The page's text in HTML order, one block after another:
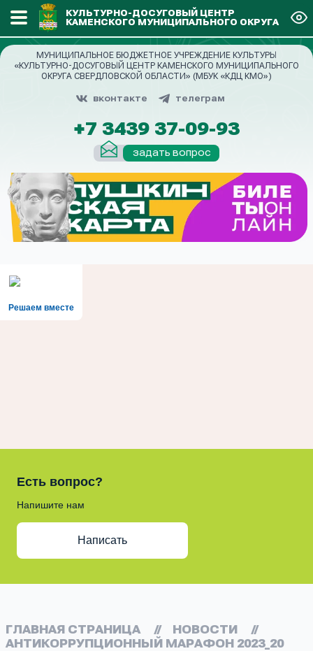
КУЛЬТУРНО-ДОСУГОВЫЙ ЦЕНТР
КАМЕНСКОГО МУНИЦИПАЛЬНОГО ОКРУГА
МУНИЦИПАЛЬНОЕ БЮДЖЕТНОЕ УЧРЕЖДЕНИЕ КУЛЬТУРЫ
«КУЛЬТУРНО-ДОСУГОВЫЙ ЦЕНТР КАМЕНСКОГО МУНИЦИПАЛЬНОГО
ОКРУГА СВЕРДЛОВСКОЙ ОБЛАСТИ» (МБУК «КДЦ КМО»)
вконтакте телеграм
+7 3439 37-09-93
задать вопрос
Решаем вместе
Есть вопрос?
Напишите нам
Написать
ГЛАВНАЯ СТРАНИЦА // НОВОСТИ
//
АНТИКОРРУПЦИОННЫЙ МАРАФОН 2023_20